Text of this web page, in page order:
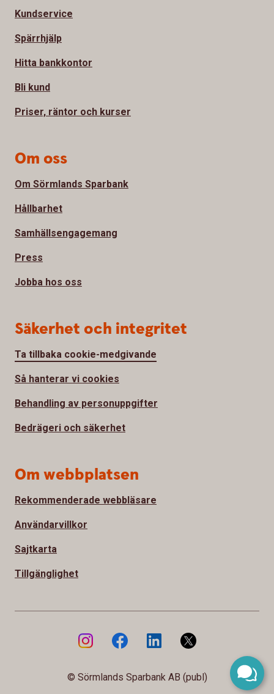
Kundservice
Spärrhjälp
Hitta bankkontor
Bli kund
Priser, räntor och kurser
Om oss
Om Sörmlands Sparbank
Hållbarhet
Samhällsengagemang
Press
Jobba hos oss
Säkerhet och integritet
Ta tillbaka cookie-medgivande
Så hanterar vi cookies
Behandling av personuppgifter
Bedrägeri och säkerhet
Om webbplatsen
Rekommenderade webbläsare
Användarvillkor
Sajtkarta
Tillgänglighet
© Sörmlands Sparbank AB (publ)